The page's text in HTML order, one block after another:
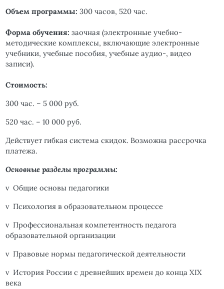
Объем программы: 300 часов, 520 час.
Форма обучения: заочная (электронные учебно-
методические комплексы, включающие электронные
учебники, учебные пособия, учебные аудио-, видео
записи).
Стоимость:
300 час. – 5 000 руб.
520 час. – 10 000 руб.
Действует гибкая система скидок. Возможна рассрочка
платежа.
Основные разделы программы:
v Общие основы педагогики
v Психология в образовательном процессе
v Профессиональная компетентность педагога
образовательной организации
v Правовые нормы педагогической деятельности
v История России с древнейших времен до конца XIX
века